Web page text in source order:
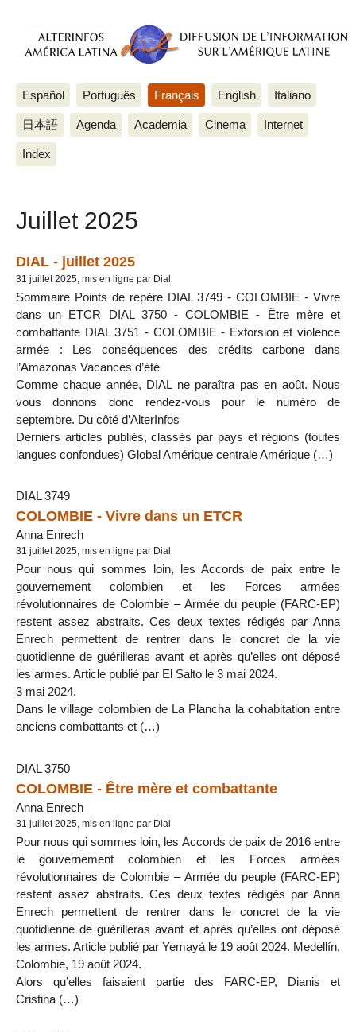
Español Português Français English Italiano
日本語 Agenda Academia Cinema Internet
Index
Juillet 2025
DIAL - juillet 2025
31 juillet 2025, mis en ligne par Dial
Sommaire Points de repère DIAL 3749 - COLOMBIE - Vivre
dans un ETCR DIAL 3750 - COLOMBIE - Être mère et
combattante DIAL 3751 - COLOMBIE - Extorsion et violence
armée : Les conséquences des crédits carbone dans
l’Amazonas Vacances d’été
Comme chaque année, DIAL ne paraîtra pas en août. Nous
vous donnons donc rendez-vous pour le numéro de
septembre. Du côté d’AlterInfos
Derniers articles publiés, classés par pays et régions (toutes
langues confondues) Global Amérique centrale Amérique (…)
DIAL 3749
COLOMBIE - Vivre dans un ETCR
Anna Enrech
31 juillet 2025, mis en ligne par Dial
Pour nous qui sommes loin, les Accords de paix entre le
gouvernement colombien et les Forces armées
révolutionnaires de Colombie – Armée du peuple (FARC-EP)
restent assez abstraits. Ces deux textes rédigés par Anna
Enrech permettent de rentrer dans le concret de la vie
quotidienne de guérilleras avant et après qu’elles ont déposé
les armes. Article publié par El Salto le 3 mai 2024.
3 mai 2024.
Dans le village colombien de La Plancha la cohabitation entre
anciens combattants et (…)
DIAL 3750
COLOMBIE - Être mère et combattante
Anna Enrech
31 juillet 2025, mis en ligne par Dial
Pour nous qui sommes loin, les Accords de paix de 2016 entre
le gouvernement colombien et les Forces armées
révolutionnaires de Colombie – Armée du peuple (FARC-EP)
restent assez abstraits. Ces deux textes rédigés par Anna
Enrech permettent de rentrer dans le concret de la vie
quotidienne de guérilleras avant et après qu’elles ont déposé
les armes. Article publié par Yemayá le 19 août 2024. Medellín,
Colombie, 19 août 2024.
Alors qu’elles faisaient partie des FARC-EP, Dianis et
Cristina (…)